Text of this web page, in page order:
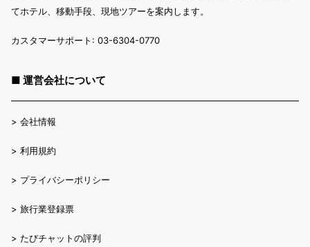
てホテル、移動手段、現地ツアーを案内します。
カスタマーサポート: 03-6304-0770
■ 運営会社について
> 会社情報
> 利用規約
> プライバシーポリシー
> 旅行業登録票
> たびチャットの評判